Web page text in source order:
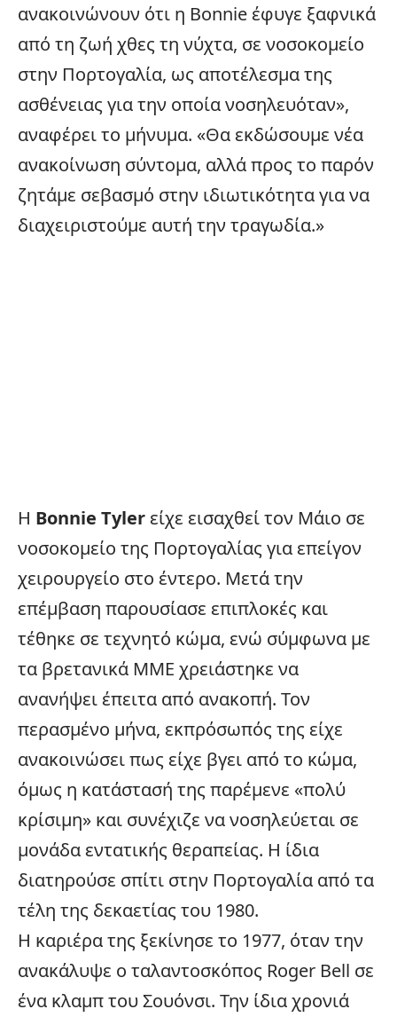
ανακοινώνουν ότι η Bonnie έφυγε ξαφνικά
από τη ζωή χθες τη νύχτα, σε νοσοκομείο
στην Πορτογαλία, ως αποτέλεσμα της
ασθένειας για την οποία νοσηλευόταν»,
αναφέρει το μήνυμα. «Θα εκδώσουμε νέα
ανακοίνωση σύντομα, αλλά προς το παρόν
ζητάμε σεβασμό στην ιδιωτικότητα για να
διαχειριστούμε αυτή την τραγωδία.»
Η Bonnie Tyler είχε εισαχθεί τον Μάιο σε
νοσοκομείο της Πορτογαλίας για επείγον
χειρουργείο στο έντερο. Μετά την
επέμβαση παρουσίασε επιπλοκές και
τέθηκε σε τεχνητό κώμα, ενώ σύμφωνα με
τα βρετανικά ΜΜΕ χρειάστηκε να
ανανήψει έπειτα από ανακοπή. Τον
περασμένο μήνα, εκπρόσωπός της είχε
ανακοινώσει πως είχε βγει από το κώμα,
όμως η κατάστασή της παρέμενε «πολύ
κρίσιμη» και συνέχιζε να νοσηλεύεται σε
μονάδα εντατικής θεραπείας. Η ίδια
διατηρούσε σπίτι στην Πορτογαλία από τα
τέλη της δεκαετίας του 1980.
Η καριέρα της ξεκίνησε το 1977, όταν την
ανακάλυψε ο ταλαντοσκόπος Roger Bell σε
ένα κλαμπ του Σουόνσι. Την ίδια χρονιά